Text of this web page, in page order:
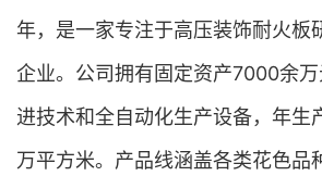
年，是一家专注于高压装饰耐火板
企业。公司拥有固定资产7000余
进技术和全自动化生产设备，年生
万平方米。产品线涵盖各类花色品